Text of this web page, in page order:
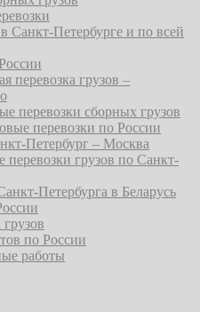
Санкт-Петербурге и по всей
перевозка грузов –
перевозки сборных грузов
перевозки по России
Петербург – Москва
перевозки грузов по Санкт-
Петербурга в Беларусь
по России
работы